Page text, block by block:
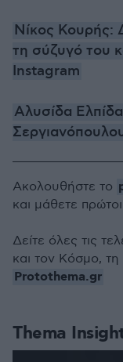
Νίκος Κουρής:
τη σύζυγό του
Instagram
Αλυσίδα
Thema
Ακολουθήστε το
και μάθετε
Δείτε όλες τις
και τον Κόσμο,
Protothema.gr